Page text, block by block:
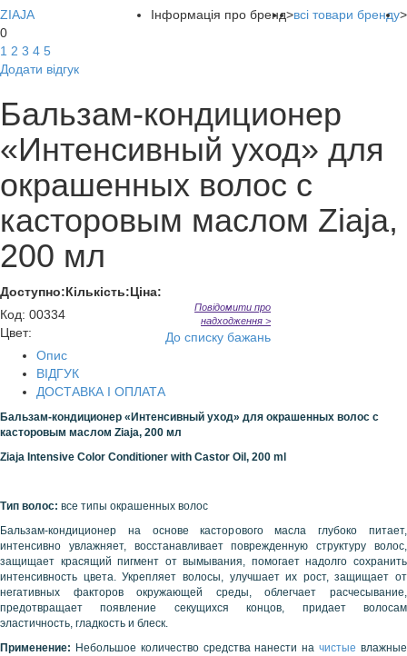
Інформація про бренд>всі товари бренду>
ZIAJA
0
1 2 3 4 5
Додати відгук
Бальзам-кондиционер
«Интенсивный уход» для
окрашенных волос с
касторовым маслом Ziaja,
200 мл
Доступно:Кількість:Ціна:
Код: 00334
Цвет:
Повідомити про
надходження >
До списку бажань
Опис
ВІДГУК
ДОСТАВКА І ОПЛАТА
Бальзам-кондиционер «Интенсивный уход» для окрашенных волос с
касторовым маслом Ziaja, 200 мл
Ziaja Intensive Color Conditioner with Castor Oil, 200 ml
Тип волос: все типы окрашенных волос
Бальзам-кондиционер на основе касторового масла глубоко питает,
интенсивно увлажняет, восстанавливает поврежденную структуру волос,
защищает красящий пигмент от вымывания, помогает надолго сохранить
интенсивность цвета. Укрепляет волосы, улучшает их рост, защищает от
негативных факторов окружающей среды, облегчает расчесывание,
предотвращает появление секущихся концов, придает волосам
эластичность, гладкость и блеск.
Применение: Небольшое количество средства нанести на чистые влажные